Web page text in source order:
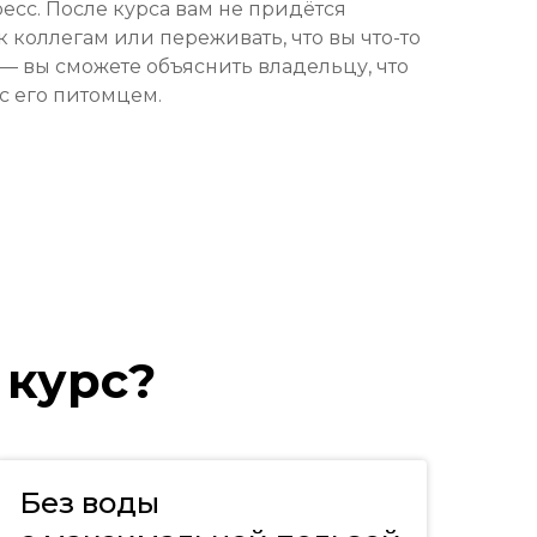
После курса вам не придётся
коллегам или переживать, что вы что-то
вы сможете объяснить владельцу, что
его питомцем.
3 часть. Распределение
паттерна в зависимости от
На примерах рассмотрим вероятную
этиологию заболевания в зависимости от
Без воды